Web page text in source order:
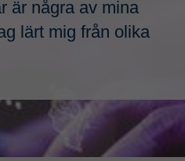
Supply
är några av mina
lärt mig från olika